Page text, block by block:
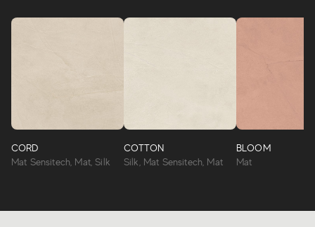
CORD
Mat Sensitech, Mat, Silk
COTTON
Silk, Mat Sensitech, Mat
BLOOM
Mat